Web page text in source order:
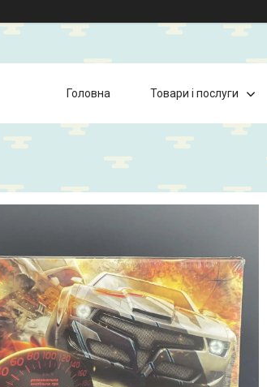
Головна Товари і послуги